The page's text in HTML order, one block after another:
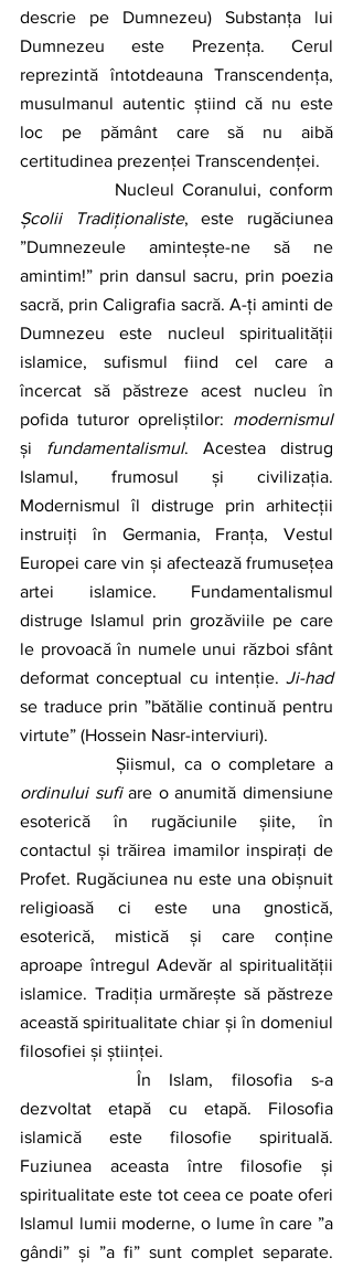
descrie pe Dumnezeu) Substanța lui
Dumnezeu este Prezența. Cerul
reprezintă întotdeauna Transcendența,
musulmanul autentic știind că nu este
loc pe pământ care să nu aibă
certitudinea prezenței Transcendenței.
Școlii Tradiționaliste, este rugăciunea
”Dumnezeule amintește-ne să ne
amintim!” prin dansul sacru, prin poezia
sacră, prin Caligrafia sacră. A-ți aminti de
Dumnezeu este nucleul spiritualității
islamice, sufismul fiind cel care a
încercat să păstreze acest nucleu în
pofida tuturor opreliștilor: modernismul
și fundamentalismul. Acestea distrug
Islamul, frumosul și civilizația.
Modernismul îl distruge prin arhitecții
instruiți în Germania, Franța, Vestul
Europei care vin și afectează frumusețea
artei islamice. Fundamentalismul
distruge Islamul prin grozăviile pe care
le provoacă în numele unui război sfânt
deformat conceptual cu intenție. Ji-had
se traduce prin ”bătălie continuă pentru
virtute” (Hossein Nasr-interviuri).
ordinului sufi are o anumită dimensiune
esoterică în rugăciunile șiite, în
contactul și trăirea imamilor inspirați de
Profet. Rugăciunea nu este una obișnuit
religioasă ci este una gnostică,
esoterică, mistică și care conține
aproape întregul Adevăr al spiritualității
islamice. Tradiția urmărește să păstreze
această spiritualitate chiar și în domeniul
filosofiei și științei.
dezvoltat etapă cu etapă. Filosofia
islamică este filosofie spirituală.
Fuziunea aceasta între filosofie și
spiritualitate este tot ceea ce poate oferi
Islamul lumii moderne, o lume în care ”a
gândi” și ”a fi” sunt complet separate.